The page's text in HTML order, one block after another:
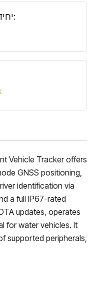
יחידות באזור שלך:
Vehicle Tracker offers
GNSS positioning,
identification via
a full IP67-rated
updates, operates
for water vehicles. It
supported peripherals,